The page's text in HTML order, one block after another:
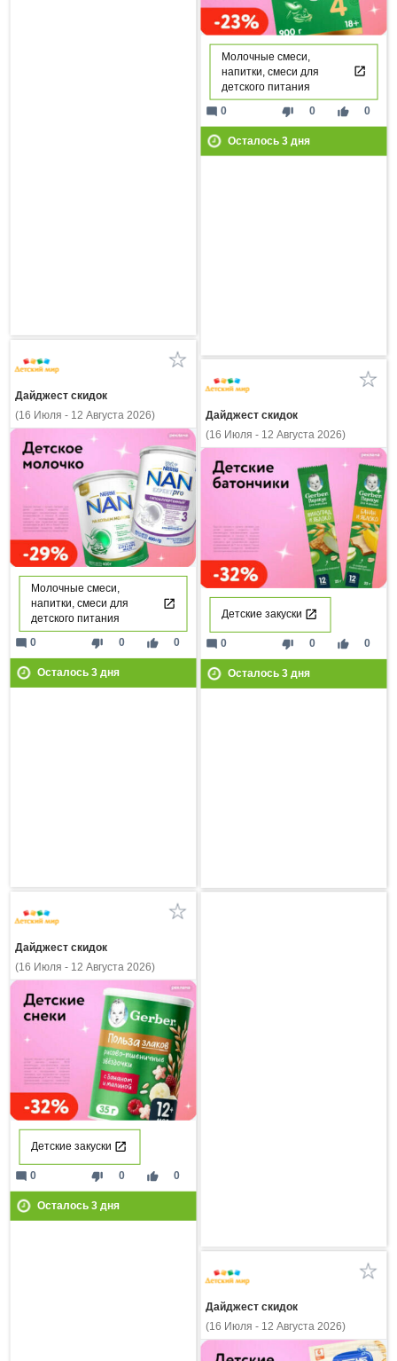
Молочные смеси,
напитки, смеси для
детского питания
thumb_down 0 thumb_up 0
mode_comment 0
Осталось 3дня
Дайджест скидок
(16 Июля - 12 Августа 2026)
Молочные смеси,
напитки, смеси для
детского питания
thumb_down 0 thumb_up 0
mode_comment 0
Осталось 3дня
Дайджест скидок
(16 Июля - 12 Августа 2026)
Детские закуски
thumb_down 0 thumb_up 0
mode_comment 0
Осталось 3дня
Дайджест скидок
(16 Июля - 12 Августа 2026)
Детские закуски
thumb_down 0 thumb_up 0
mode_comment 0
Осталось 3дня
Дайджест скидок
(16 Июля - 12 Августа 2026)